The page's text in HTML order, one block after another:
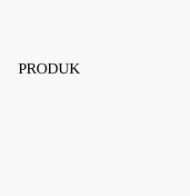
PRODUK